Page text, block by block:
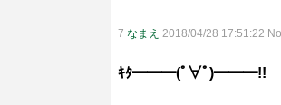
7 なまえ 2018/04/28 17:51:22
ｷﾀ━━━(ﾟ∀ﾟ)━━━!!